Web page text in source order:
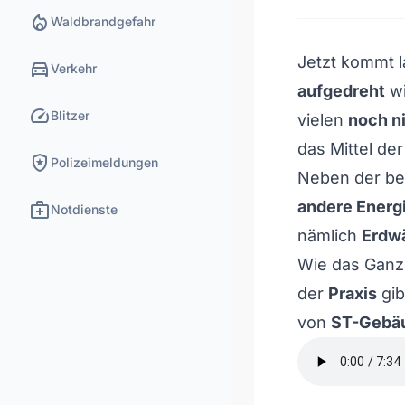
local_fire_department Waldbrandgefahr
directions_carVerkehr
speedBlitzer
local_police Polizeimeldungen
medical_servicesNotdienste
Jetzt kommt
aufgedreht
vielen noch
das Mittel der
Neben der
andere
nämlich
Wie das
der Praxis
von ST-